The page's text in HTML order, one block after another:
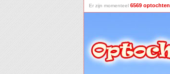
Er zijn momenteel 6569 optochten